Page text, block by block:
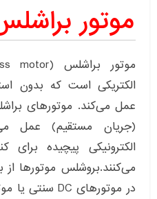
موتور
(جریان مستقیم) عمل
الکترونیکی پیچیده
می‌کنند.بروشلس موتورها